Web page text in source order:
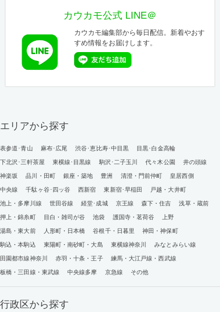
カウカモ公式 LINE＠
カウカモ編集部から毎日配信。新着やおす
すめ情報をお届けします。
エリアから探す
表参道･青山 麻布･広尾 渋谷･恵比寿･中目黒
目黒･白金高輪
下北沢･三軒茶屋
東横線･目黒線 駒沢･二子玉川 代々木公園
井の頭線
神楽坂
品川・田町 銀座・築地 豊洲 清澄・門前仲町
皇居西側
中央線
千駄ヶ谷･四ッ谷 西新宿 東新宿･早稲田
戸越・大井町
池上・多摩川線
世田谷線 経堂･成城 京王線 森下・住吉
浅草・蔵前
押上・錦糸町
目白・雑司が谷 池袋 護国寺・茗荷谷
上野
湯島・東大前
人形町・日本橋 谷根千・日暮里
神田・神保町
駒込・本駒込
東陽町・南砂町・大島 東横線神奈川
みなとみらい線
田園都市線神奈川
赤羽・十条・王子
練馬・大江戸線・西武線
板橋・三田線・東武線
中央線多摩 京急線 その他
行政区から探す